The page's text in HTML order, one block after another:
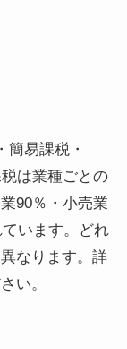
易課税・
は業種ごとの
90％・小売業
います。どれ
なります。詳
い。